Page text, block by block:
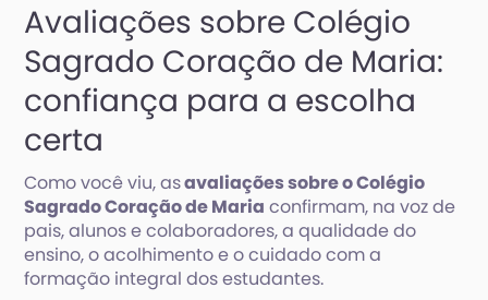
Avaliações sobre Colégio
Sagrado Coração de Maria:
confiança para a escolha
certa
Como você viu, asavaliações sobre o Colégio
Sagrado Coração de Maria confirmam, na voz de
pais, alunos e colaboradores, a qualidade do
ensino, o acolhimento e o cuidado com a
formação integral dos estudantes.